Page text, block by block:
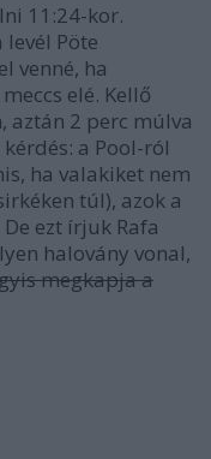
11:24-kor.
Pöte
venné, ha
elé. Kellő
aztán 2 perc múlva
a Pool-ról
ha valakiket nem
túl), azok a
ezt írjuk Rafa
halovány vonal,
megkapja a